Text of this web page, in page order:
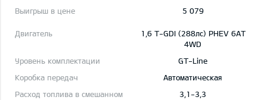
5 079
1,6 T-GDI (288лс) PHEV 6AT
4WD
GT-Line
Автоматическая
3,1-3,3